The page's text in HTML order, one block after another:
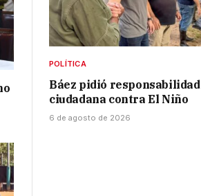
POLÍTICA
Báez pidió responsabilidad
ciudadana contra El Niño
6 de agosto de 2026